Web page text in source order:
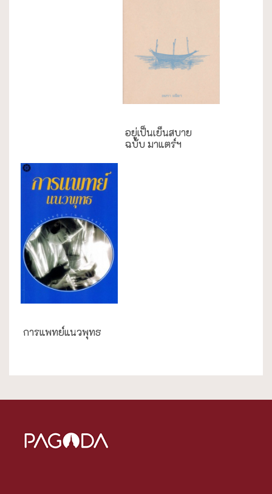
อยู่เป็นเย็นสบาย
ฉบับ มาแตร์ฯ
การแพทย์แนวพุทธ